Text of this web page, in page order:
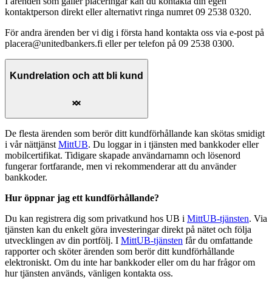
kontaktperson direkt eller alternativt ringa numret 09 2538 0320.
För andra ärenden ber vi dig i första hand kontakta oss via e-post på
placera@unitedbankers.fi eller per telefon på 09 2538 0300.
Kundrelation och att bli kund
De flesta ärenden som berör ditt kundförhållande kan skötas smidigt
i vår nättjänst MittUB. Du loggar in i tjänsten med bankkoder eller
mobilcertifikat. Tidigare skapade användarnamn och lösenord
fungerar fortfarande, men vi rekommenderar att du använder
bankkoder.
Hur öppnar jag ett kundförhållande?
Du kan registrera dig som privatkund hos UB i MittUB-tjänsten. Via
tjänsten kan du enkelt göra investeringar direkt på nätet och följa
utvecklingen av din portfölj. I MittUB-tjänsten får du omfattande
rapporter och sköter ärenden som berör ditt kundförhållande
elektroniskt. Om du inte har bankkoder eller om du har frågor om
hur tjänsten används, vänligen kontakta oss.